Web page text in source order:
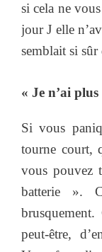
si cela ne
jour J elle
semblait si
« Je n’ai
Si vous
tourne court,
vous pouvez
batterie ».
peut-être,